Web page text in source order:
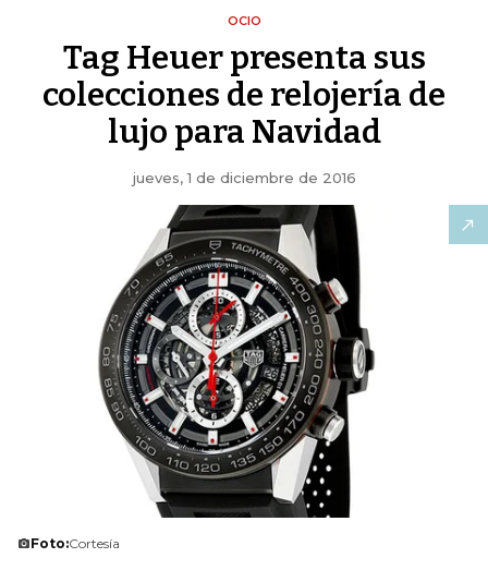
OCIO
Tag Heuer presenta sus
colecciones de relojería de
lujo para Navidad
jueves, 1 de diciembre de 2016
Foto:Cortesía